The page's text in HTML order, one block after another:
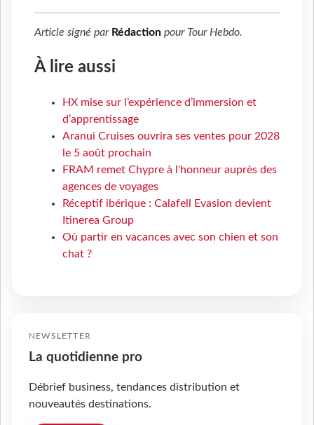
Article signé par Rédaction pour Tour Hebdo.
À lire aussi
HX mise sur l’expérience d’immersion et
d’apprentissage
Aranui Cruises ouvrira ses ventes pour 2028
le 5 août prochain
FRAM remet Chypre à l'honneur auprès des
agences de voyages
Réceptif ibérique : Calafell Evasion devient
Itinerea Group
Où partir en vacances avec son chien et son
chat ?
NEWSLETTER
La quotidienne pro
Débrief business, tendances distribution et
nouveautés destinations.